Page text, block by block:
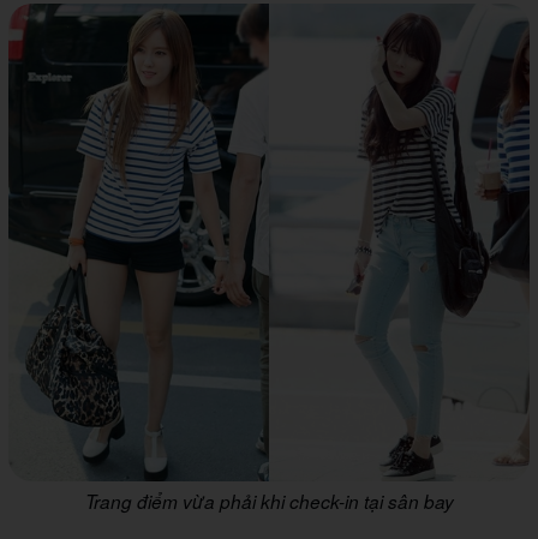
Trang điểm vừa phải khi check-in tại sân bay